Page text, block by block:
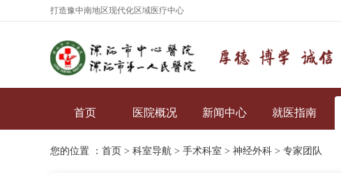
打造豫中南地区现代化区域医疗中心
首页 医院概况 新闻中心 就医指南
您的位置 ： 首页 > 科室导航 > 手术科室 > 神经外科 > 专家团队